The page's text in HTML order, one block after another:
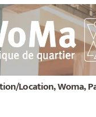
Location, Woma,